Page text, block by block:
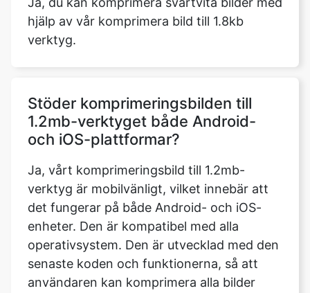
Stöder komprimeringsbilden till
Ja, vårt komprimeringsbild till 1.2mb-
verktyg är mobilvänligt, vilket innebär att
enheter. Den är kompatibel med alla
operativsystem. Den är utvecklad med den
senaste koden och funktionerna, så att
användaren kan komprimera alla bilder
som lämnats in av användaren på vilket
operativsystem som helst, inklusive Mac
OS, Windows och Ubuntu, så länge